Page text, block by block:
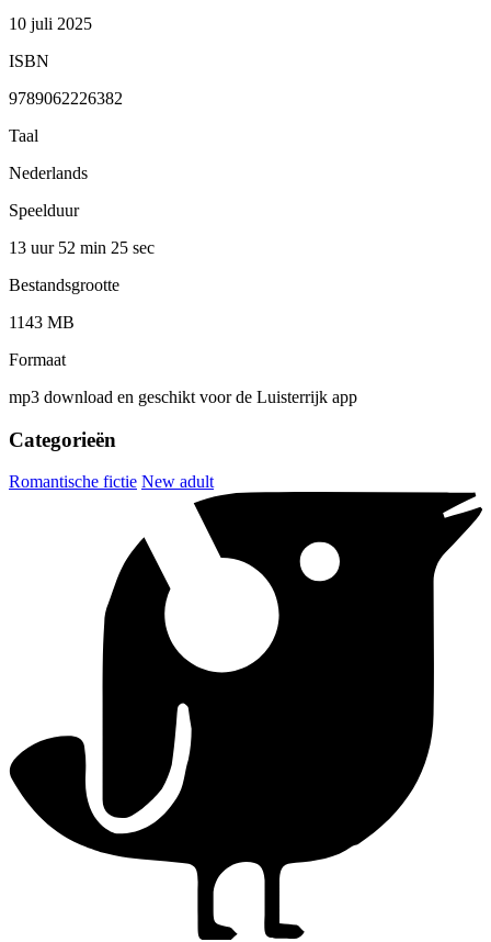
10 juli 2025
ISBN
9789062226382
Taal
Nederlands
Speelduur
13 uur 52 min 25 sec
Bestandsgrootte
1143 MB
Formaat
mp3 download en geschikt voor de Luisterrijk app
Categorieën
Romantische fictie New adult